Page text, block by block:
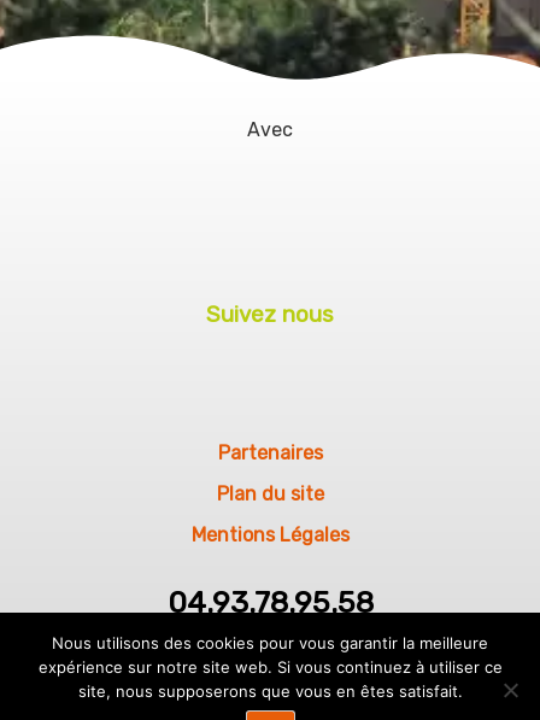
Avec
Suivez nous
Partenaires
Plan du site
Mentions Légales
04.93.78.95.58
TENNIS CLUB CAP D’AIL
Plage Marquet
06320 Cap d’ail
Nous utilisons des cookies pour vous garantir la meilleure
expérience sur notre site web. Si vous continuez à utiliser ce
site, nous supposerons que vous en êtes satisfait.